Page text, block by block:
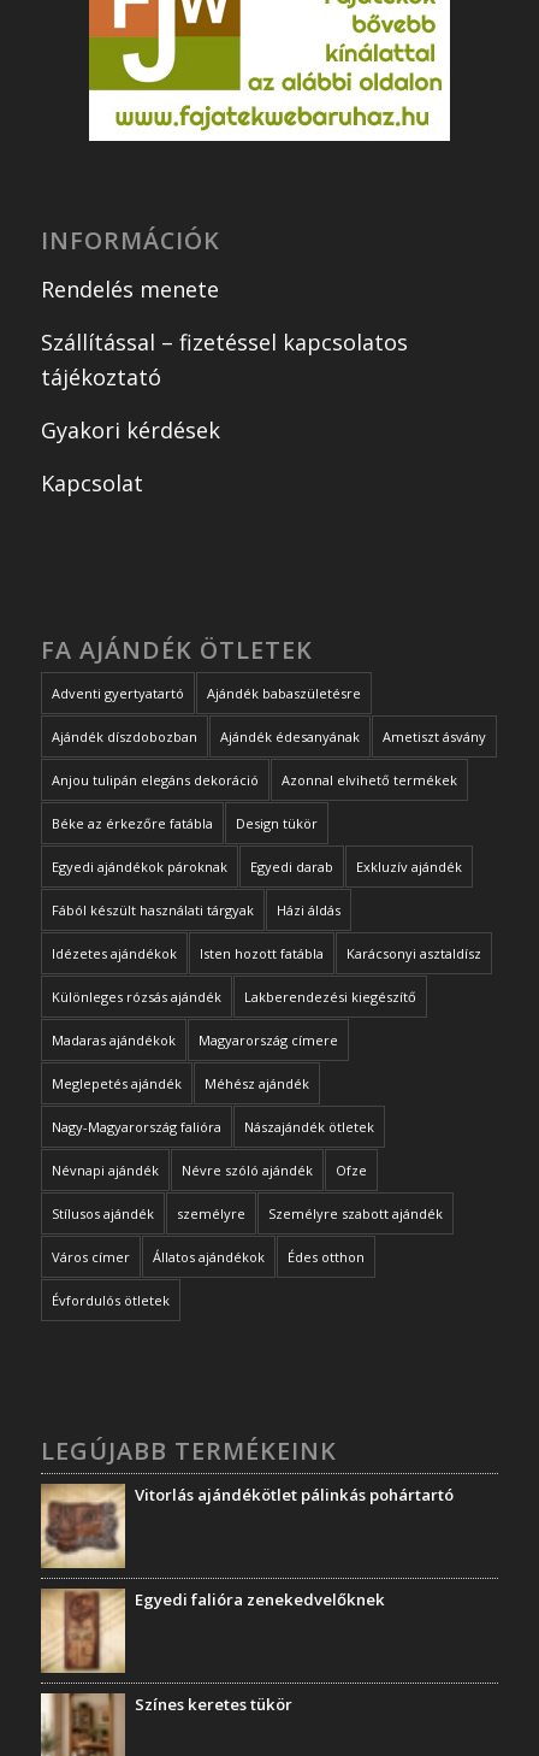
INFORMÁCIÓK
Rendelés menete
Szállítással – fizetéssel kapcsolatos
tájékoztató
Gyakori kérdések
Kapcsolat
FA AJÁNDÉK ÖTLETEK
Adventi gyertyatartó Ajándék babaszületésre
Ajándék díszdobozban Ajándék édesanyának Ametiszt ásvány
Anjou tulipán elegáns dekoráció Azonnal elvihető termékek
Béke az érkezőre fatábla Design tükör
Egyedi ajándékok pároknak Egyedi darab Exkluzív ajándék
Fából készült használati tárgyak Házi áldás
Idézetes ajándékok Isten hozott fatábla Karácsonyi asztaldísz
Különleges rózsás ajándék Lakberendezési kiegészítő
Madaras ajándékok Magyarország címere
Meglepetés ajándék Méhész ajándék
Nagy-Magyarország falióra Nászajándék ötletek
Névnapi ajándék Névre szóló ajándék Ofze
Stílusos ajándék személyre Személyre szabott ajándék
Város címer Állatos ajándékok Édes otthon
Évfordulós ötletek
LEGÚJABB TERMÉKEINK
Vitorlás ajándékötlet pálinkás pohártartó
Egyedi falióra zenekedvelőknek
Színes keretes tükör